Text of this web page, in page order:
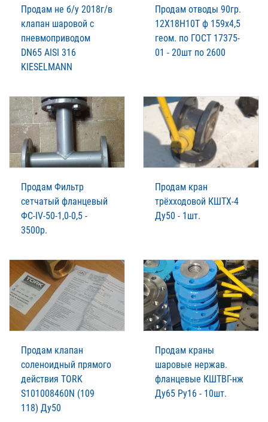
Продам не б/у 2018г/в
клапан шаровой с
пневмоприводом
DN65 AISI 316
KIESELMANN
Продам отводы 90гр.
12Х18Н10Т ф 159х4,5
геом. по ГОСТ 17375-
01 - 20шт по 2600
Продам Фильтр
сетчатый фланцевый
ФС-IV-50-1,0-0,5 -
3500р.
Продам кран
трёхходовой КШТХ-4
Ду50 - 1шт.
Продам клапан
соленоидный прямого
действия TORK
S101008460N (109
118) Ду50
Продам краны
шаровые нержав.
фланцевые КШТВГ-нж
Ду65 Ру16 - 10шт.